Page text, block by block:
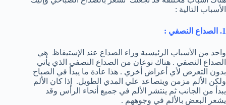
الأسباب التالية :
1. الصداع النصفي :
واحد من الأسباب الرئيسية وراء الصداع عند الإستيقاظ هي
الصداع النصفي . هناك نوعان من الصداع النصفي الذي يأتي
بدون التعرض لأي أعراض أخري . هذا عادة ما يبدأ في الصباح
ولكن الألم مزمن ويتصاعد علي المدي الطويل. إذا كان الألم
يبدأ من الجانب ثم ينتشر الألم في جميع أنحاء الرأس وقد
يشعر البعض بالألم في وجوههم .